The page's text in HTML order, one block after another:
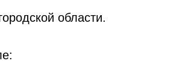
области.